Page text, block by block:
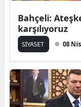
Bahçeli:
karşılıyoruz
SİYASET 08